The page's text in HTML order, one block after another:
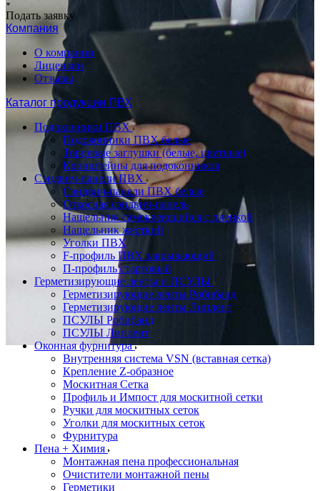
Подать заявку
Компания
О компании
Лицензии
Отзывы
Каталог продукции ПВХ
Подоконники ПВХ
Подоконники ПВХ белые
Торцевые заглушки (белые, цветные)
Кронштейны для подоконников
Сэндвич-панели ПВХ
Сэндвич-панели ПВХ белые
Откосная сэндвич-панель
Нащельник самоклеющийся с пленкой
Нащельник жесткий
Уголки ПВХ
F-профиль ПВХ закрывающий
П-профиль стартовый
Герметизирующие ленты и ПСУЛЫ
Герметизирующие ленты Робибанд
Герметизирующие ленты Липлент
ПСУЛЫ Робибанд
ПСУЛЫ Липлент
Оконная фурнитура
Внутренняя система VSN (вставная сетка)
Крепление Z-образное
Москитная Сетка
Профиль и Импост для москитной сетки
Ручки для москитных сеток
Уголки для москитных сеток
Фурнитура
Пена + Химия
Монтажная пена профессиональная
Очистители монтажной пены
Герметики